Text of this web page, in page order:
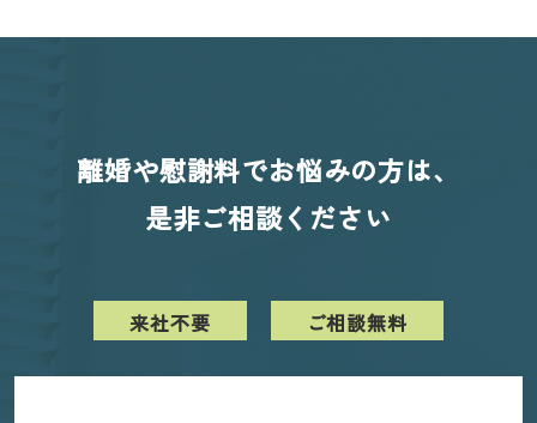
離婚や慰謝料でお悩みの方は、
是非ご相談ください
来社不要 ご相談無料